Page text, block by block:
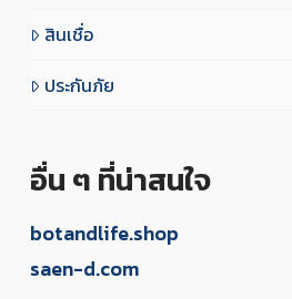
สินเชื่อ
ประกันภัย
อื่น ๆ ที่น่าสนใจ
botandlife.shop
saen-d.com